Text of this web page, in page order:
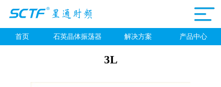
首页 石英晶体振荡器 解决方案 产品中心
3L